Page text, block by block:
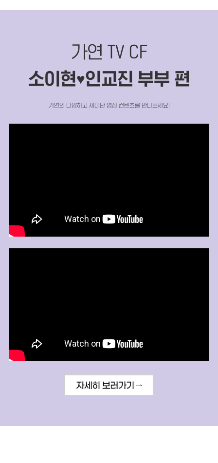
가연 TV CF
소이현♥인교진 부부 편
가연의 다양하고 재미난 영상 컨텐츠를 만나보세요!